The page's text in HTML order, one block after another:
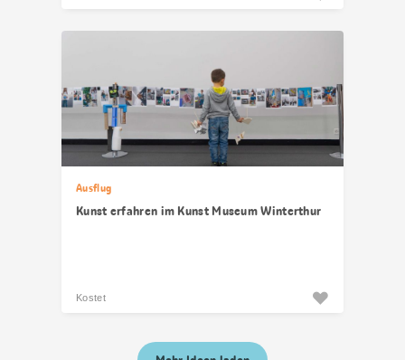
Ausflug
Kunst erfahren im Kunst Museum Winterthur
Kostet